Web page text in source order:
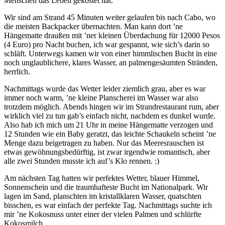
Wir sind am Strand 45 Minuten weiter gelaufen bis nach Cabo, wo
die meisten Backpacker übernachten. Man kann dort ’ne
Hängematte draußen mit ’ner kleinen Überdachung für 12000 Pesos
(4 Euro) pro Nacht buchen, ich war gespannt, wie sich’s darin so
schläft. Unterwegs kamen wir von einer himmlischen Bucht in eine
noch unglaublichere, klares Wasser, an palmengesäumten Stränden,
herrlich.
Nachmittags wurde das Wetter leider ziemlich grau, aber es war
immer noch warm, ’ne kleine Planscherei im Wasser war also
trotzdem möglich. Abends hingen wir im Strandrestaurant rum, aber
wirklich viel zu tun gab’s einfach nicht, nachdem es dunkel wurde.
Also hab ich mich um 21 Uhr in meine Hängematte verzogen und
12 Stunden wie ein Baby geratzt, das leichte Schaukeln scheint ’ne
Menge dazu beigetragen zu haben. Nur das Meeresrauschen ist
etwas gewöhnungsbedürftig, ist zwar irgendwie romantisch, aber
alle zwei Stunden musste ich auf’s Klo rennen. :)
Am nächsten Tag hatten wir perfektes Wetter, blauer Himmel,
Sonnenschein und die traumhafteste Bucht im Nationalpark. Wir
lagen im Sand, planschten im kristallklaren Wasser, quatschten
bisschen, es war einfach der perfekte Tag. Nachmittags suchte ich
mir ’ne Kokosnuss unter einer der vielen Palmen und schlürfte
Kokosmilch.